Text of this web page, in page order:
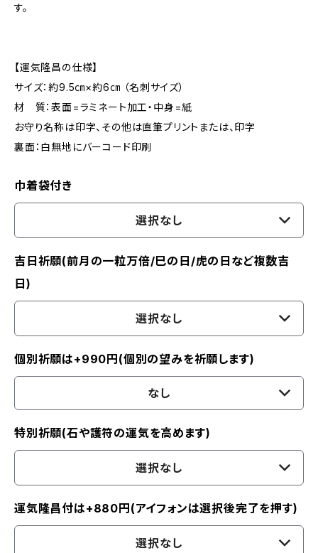
す。
【運気隆昌の仕様】
サイズ：約9.5㎝×約6㎝ （名刺サイズ）
材 質：表面=ラミネート加工・中身=紙
お守り名称は印字、その他は直筆プリントまたは、印字
裏面：白無地にバーコード印刷
巾着袋付き
選択なし
吉日祈願(前月の一粒万倍/巳の日/虎の日など複数吉
日)
選択なし
個別祈願は+990円(個別の望みを祈願します)
なし
特別祈願(石や護符の運気を高めます)
選択なし
運気隆昌付は+880円(アイフォンは選択後完了を押す)
選択なし